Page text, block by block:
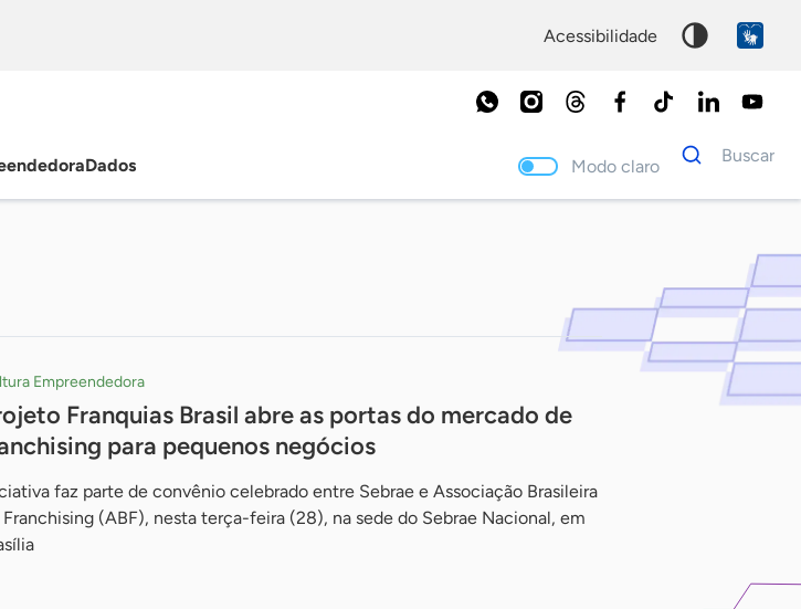
acessibilidade
Dados Modo claro
Dados
para
Buscar
Empreendedora
Franquias Brasil abre as portas do mercado de
para pequenos negócios
faz parte de convênio celebrado entre Sebrae e Associação Brasileira
(ABF), nesta terça-feira (28), na sede do Sebrae Nacional, em